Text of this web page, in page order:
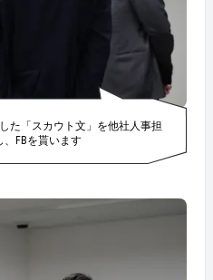
た「スカウト文」を他社人事担
、FBを貰います